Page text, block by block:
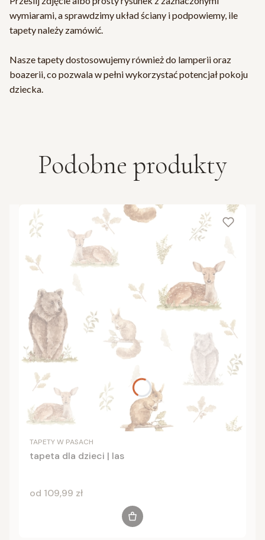
wymiarami, a sprawdzimy układ ściany i podpowiemy, ile
tapety należy zamówić.
Nasze tapety dostosowujemy również do lamperii oraz
boazerii, co pozwala w pełni wykorzystać potencjał pokoju
dziecka.
Podobne produkty
TAPETY W PASACH
tapeta dla dzieci | las
Cena
od 109,99 zł
Zobacz produkt